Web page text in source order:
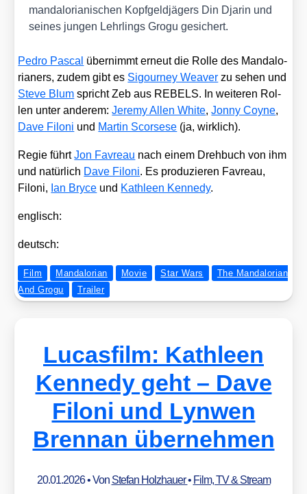
man­dalo­ria­ni­schen Kopf­geld­jä­gers Din Dja­rin und
sei­nes jun­gen Lehr­lings Gro­gu gesi­chert.
Pedro Pas­cal über­nimmt erneut die Rol­le des Man­dalo­
ria­ners, zudem gibt es Sigour­ney Wea­ver zu sehen und
Ste­ve Blum spricht Zeb aus REBELS. In wei­te­ren Rol­
len unter ande­rem:Jere­my Allen White,Jon­ny Coy­ne,
Dave Filoni und Mar­tin Scor­se­se (ja, wirk­lich).
Regie führtJon Fav­reau nach einem Dreh­buch von ihm
und natür­lich Dave Filoni. Es pro­du­zie­ren Fav­reau,
Filoni, Ian Bryce und Kath­le­en Ken­ne­dy.
eng­lisch:
deutsch:
Film Mandalorian Movie Star Wars
The Mandalorian
And Grogu
Trailer
Lucasfilm: Kathleen
Kennedy geht – Dave
Filoni und Lynwen
Brennan übernehmen
20.01.2026• Von Stefan Holzhauer• Film, TV & Stream